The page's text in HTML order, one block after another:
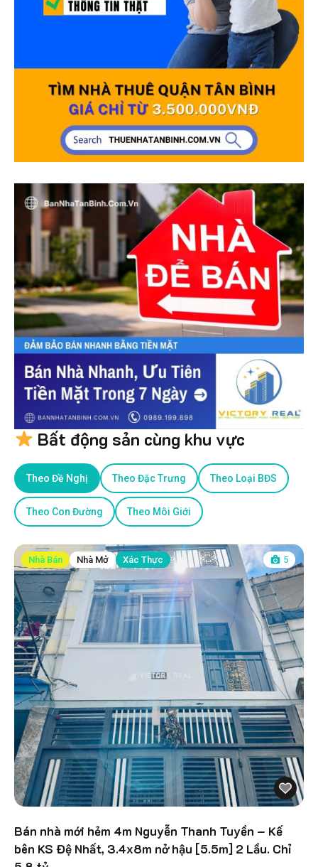
Bất động sản cùng khu vực
Theo Đề Nghị Theo Đặc Trưng Theo Loại BĐS
Theo Con Đường Theo Môi Giới
Nhà Bán Nhà Mở Xác Thực 5
Bán nhà mới hẻm 4m Nguyễn Thanh Tuyền – Kế
bên KS Đệ Nhất, 3.4x8m nở hậu [5.5m] 2 Lầu. Chỉ